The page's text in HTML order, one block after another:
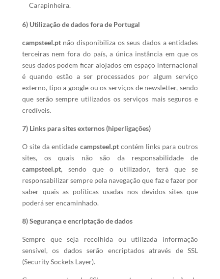
Carapinheira.
6) Utilização de dados fora de Portugal
campsteel.pt não disponibiliza os seus dados a entidades
terceiras nem fora do país, a única instância em que os
seus dados podem ficar alojados em espaço internacional
é quando estão a ser processados por algum serviço
externo, tipo a google ou os serviços de newsletter, sendo
que serão sempre utilizados os serviços mais seguros e
credíveis.
7) Links para sites externos (hiperligações)
O site da entidade campsteel.ptcontém links para outros
sites, os quais não são da responsabilidade de
campsteel.pt, sendo que o utilizador, terá que se
responsabilizar sempre pela navegação que faz e fazer por
saber quais as políticas usadas nos devidos sites que
poderá ser encaminhado.
8) Segurança e encriptação de dados
Sempre que seja recolhida ou utilizada informação
sensível, os dados serão encriptados através de SSL
(Security Sockets Layer).